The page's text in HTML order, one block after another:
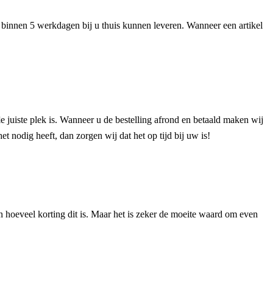
5 werkdagen bij u thuis kunnen leveren. Wanneer een artikel
juiste plek is. Wanneer u de bestelling afrond en betaald maken wij
nodig heeft, dan zorgen wij dat het op tijd bij uw is!
korting dit is. Maar het is zeker de moeite waard om even